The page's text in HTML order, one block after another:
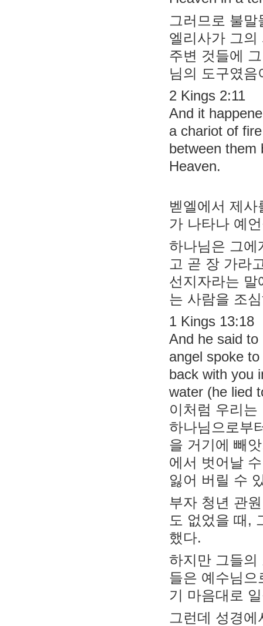
그러므로 불
엘리사가 그
주변 것들에
님의 도구였
2 Kings 2:11
And it
a chariot of
between them
Heaven.
벧엘에서 제
가 나타나 예
하나님은 그
고 곧 장 가라
선지자라는
는 사람을 조
1 Kings 13:18
And he said
angel spoke
back with you
water (he lied
이처럼 우리
하나님으로부
을 거기에 빼
에서 벗어날
잃어 버릴 수
부자 청년 관
도 없었을 때,
했다.
하지만 그들
들은 예수님
기 마음대로
그런데 성경